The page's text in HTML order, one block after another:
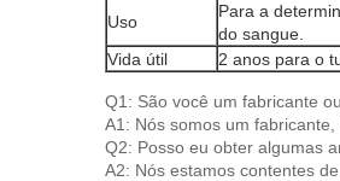
Uso
Para a
do sangue.
Vida útil
2 anos para o
Q1: São você um fabricante
A1: Nós somos um
Q2: Posso eu obter algumas
A2: Nós estamos contentes